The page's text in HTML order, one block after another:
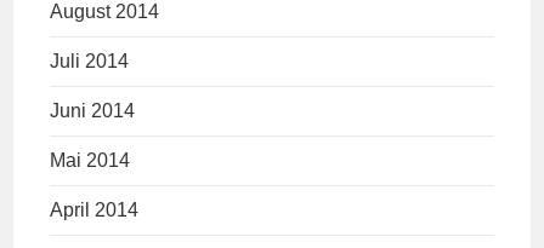
August 2014
Juli 2014
Juni 2014
Mai 2014
April 2014